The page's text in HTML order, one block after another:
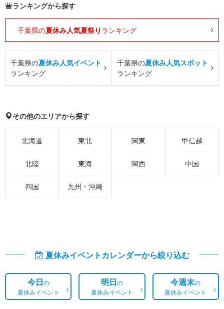
ランキングから探す
千葉県の夏休み人気夏祭り ランキング
千葉県の夏休み人気イベント
ランキング
千葉県の夏休み人気スポット
ランキング
その他のエリアから探す
北海道 東北 関東 甲信越
北陸 東海 関西 中国
四国 九州・沖縄
夏休みイベントカレンダーから絞り込む
今日の
夏休みイベント
明日の
夏休みイベント
今週末の
夏休みイベント